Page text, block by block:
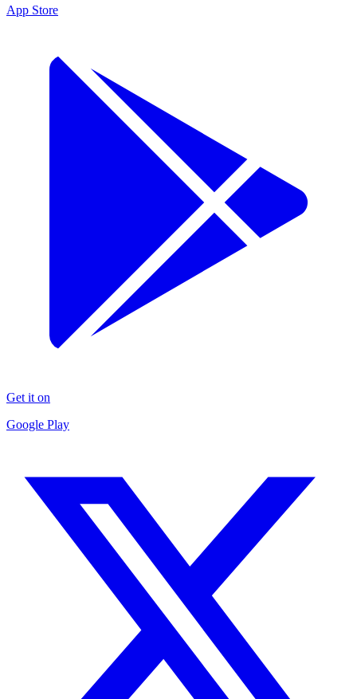
App Store
Get it on
Google Play